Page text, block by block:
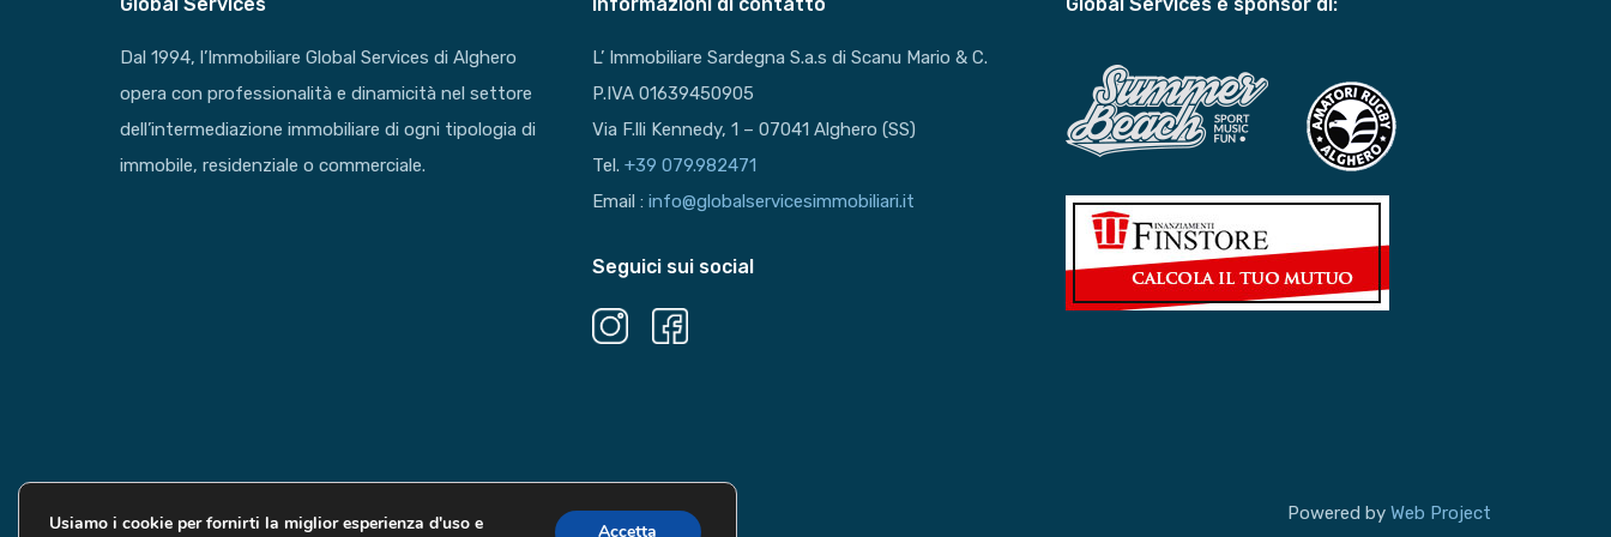
Dal 1994, l’Immobiliare Global Services di Alghero
opera con professionalità e dinamicità nel settore
dell’intermediazione immobiliare di ogni tipologia di
immobile, residenziale o commerciale.
L’ Immobiliare Sardegna S.a.s di Scanu Mario & C.
P.IVA 01639450905
Via F.lli Kennedy, 1 – 07041 Alghero (SS)
Tel.+39 079.982471
Email :info@globalservicesimmobiliari.it
Seguici sui social
© 2019 Global Services Immobiliari | All rights reserved |Privacy e Cookie Powered by Web Project
Usiamo i cookie per fornirti la miglior esperienza d'uso e
Accetta